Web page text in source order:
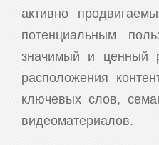
активно
потенциальным
значимый и ценный
расположения
ключевых слов,
видеоматериалов.